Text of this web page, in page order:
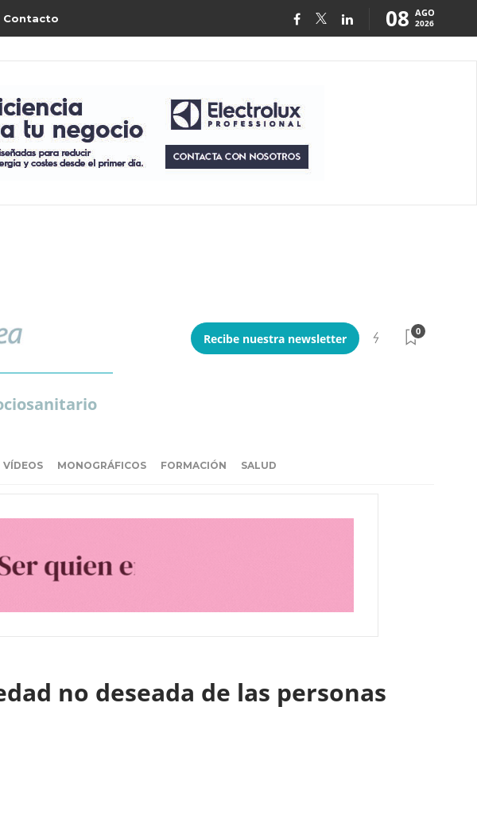
Contacto 08 AGO
2026
Recibe nuestra newsletter
0
VÍDEOS MONOGRÁFICOS FORMACIÓN SALUD
no deseada de las personas